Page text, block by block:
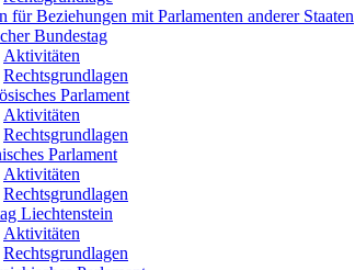
für Beziehungen mit Parlamenten anderer Staaten
Bundestag
Aktivitäten
Rechtsgrundlagen
Parlament
Aktivitäten
Rechtsgrundlagen
Parlament
Aktivitäten
Rechtsgrundlagen
Liechtenstein
Aktivitäten
Rechtsgrundlagen